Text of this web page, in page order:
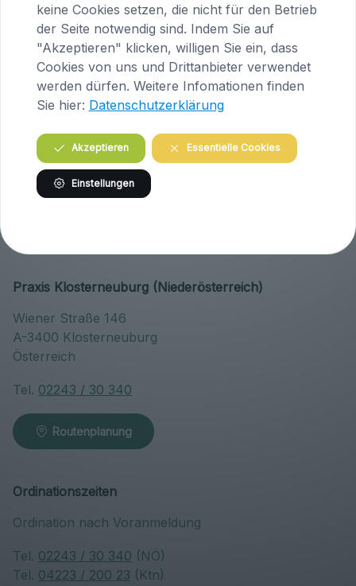
Praxis Maria Saal (Kärnten)
Brandlhof
Höfern 1
A-9063 Maria Saal
Österreich
04223 / 200 23
Praxis Klosterneuburg (Niederösterreich)
Wiener Straße 146
A-3400 Klosterneuburg
Österreich
Tel. 02243 / 30 340
Routenplanung
Ordinationszeiten
Ordination nach Voranmeldung
Tel. 02243 / 30 340 (NÖ)
Tel. 04223 / 200 23 (Ktn)
keine Cookies setzen, die nicht für den Betrieb
der Seite notwendig sind. Indem Sie auf
"Akzeptieren" klicken, willigen Sie ein, dass
Cookies von uns und Drittanbieter verwendet
werden dürfen. Weitere Infomationen finden
Sie hier: Datenschutzerklärung
Akzeptieren Essentielle Cookies
Einstellungen